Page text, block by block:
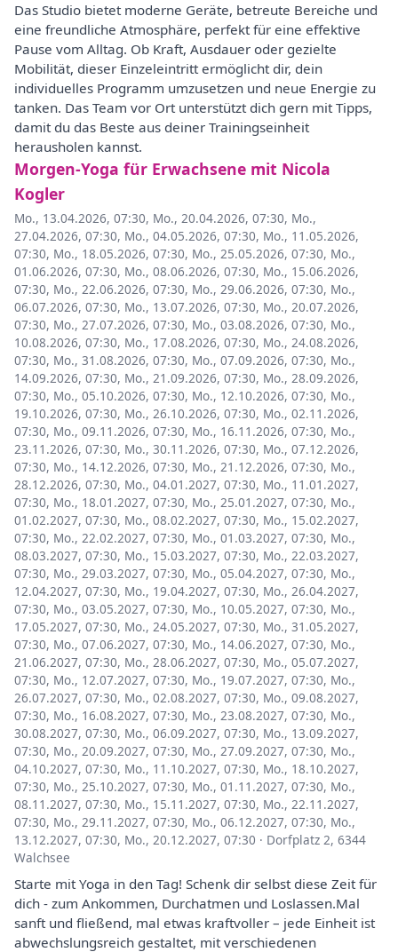
Das Studio bietet moderne Geräte, betreute Bereiche und
eine freundliche Atmosphäre, perfekt für eine effektive
Pause vom Alltag. Ob Kraft, Ausdauer oder gezielte
Mobilität, dieser Einzeleintritt ermöglicht dir, dein
individuelles Programm umzusetzen und neue Energie zu
tanken. Das Team vor Ort unterstützt dich gern mit Tipps,
damit du das Beste aus deiner Trainingseinheit
herausholen kannst.
Morgen-Yoga für Erwachsene mit Nicola
Kogler
Mo., 13.04.2026, 07:30, Mo., 20.04.2026, 07:30, Mo.,
27.04.2026, 07:30, Mo., 04.05.2026, 07:30, Mo., 11.05.2026,
07:30, Mo., 18.05.2026, 07:30, Mo., 25.05.2026, 07:30, Mo.,
01.06.2026, 07:30, Mo., 08.06.2026, 07:30, Mo., 15.06.2026,
07:30, Mo., 22.06.2026, 07:30, Mo., 29.06.2026, 07:30, Mo.,
06.07.2026, 07:30, Mo., 13.07.2026, 07:30, Mo., 20.07.2026,
07:30, Mo., 27.07.2026, 07:30, Mo., 03.08.2026, 07:30, Mo.,
10.08.2026, 07:30, Mo., 17.08.2026, 07:30, Mo., 24.08.2026,
07:30, Mo., 31.08.2026, 07:30, Mo., 07.09.2026, 07:30, Mo.,
14.09.2026, 07:30, Mo., 21.09.2026, 07:30, Mo., 28.09.2026,
07:30, Mo., 05.10.2026, 07:30, Mo., 12.10.2026, 07:30, Mo.,
19.10.2026, 07:30, Mo., 26.10.2026, 07:30, Mo., 02.11.2026,
07:30, Mo., 09.11.2026, 07:30, Mo., 16.11.2026, 07:30, Mo.,
23.11.2026, 07:30, Mo., 30.11.2026, 07:30, Mo., 07.12.2026,
07:30, Mo., 14.12.2026, 07:30, Mo., 21.12.2026, 07:30, Mo.,
28.12.2026, 07:30, Mo., 04.01.2027, 07:30, Mo., 11.01.2027,
07:30, Mo., 18.01.2027, 07:30, Mo., 25.01.2027, 07:30, Mo.,
01.02.2027, 07:30, Mo., 08.02.2027, 07:30, Mo., 15.02.2027,
07:30, Mo., 22.02.2027, 07:30, Mo., 01.03.2027, 07:30, Mo.,
08.03.2027, 07:30, Mo., 15.03.2027, 07:30, Mo., 22.03.2027,
07:30, Mo., 29.03.2027, 07:30, Mo., 05.04.2027, 07:30, Mo.,
12.04.2027, 07:30, Mo., 19.04.2027, 07:30, Mo., 26.04.2027,
07:30, Mo., 03.05.2027, 07:30, Mo., 10.05.2027, 07:30, Mo.,
17.05.2027, 07:30, Mo., 24.05.2027, 07:30, Mo., 31.05.2027,
07:30, Mo., 07.06.2027, 07:30, Mo., 14.06.2027, 07:30, Mo.,
21.06.2027, 07:30, Mo., 28.06.2027, 07:30, Mo., 05.07.2027,
07:30, Mo., 12.07.2027, 07:30, Mo., 19.07.2027, 07:30, Mo.,
26.07.2027, 07:30, Mo., 02.08.2027, 07:30, Mo., 09.08.2027,
07:30, Mo., 16.08.2027, 07:30, Mo., 23.08.2027, 07:30, Mo.,
30.08.2027, 07:30, Mo., 06.09.2027, 07:30, Mo., 13.09.2027,
07:30, Mo., 20.09.2027, 07:30, Mo., 27.09.2027, 07:30, Mo.,
04.10.2027, 07:30, Mo., 11.10.2027, 07:30, Mo., 18.10.2027,
07:30, Mo., 25.10.2027, 07:30, Mo., 01.11.2027, 07:30, Mo.,
08.11.2027, 07:30, Mo., 15.11.2027, 07:30, Mo., 22.11.2027,
07:30, Mo., 29.11.2027, 07:30, Mo., 06.12.2027, 07:30, Mo.,
13.12.2027, 07:30, Mo., 20.12.2027, 07:30 · Dorfplatz 2, 6344
Walchsee
Starte mit Yoga in den Tag! Schenk dir selbst diese Zeit für
dich - zum Ankommen, Durchatmen und Loslassen.Mal
sanft und fließend, mal etwas kraftvoller – jede Einheit ist
abwechslungsreich gestaltet, mit verschiedenen